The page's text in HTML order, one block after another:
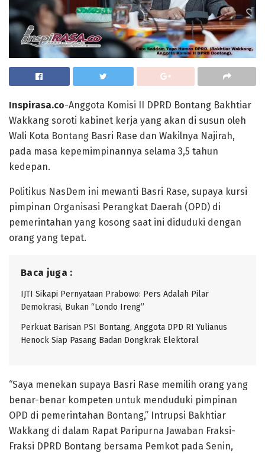
Inspirasa.co-Anggota Komisi II DPRD Bontang Bakhtiar
Wakkang soroti kabinet kerja yang akan di susun oleh
Wali Kota Bontang Basri Rase dan Wakilnya Najirah,
pada masa kepemimpinannya selama 3,5 tahun
kedepan.
Politikus NasDem ini mewanti Basri Rase, supaya kursi
pimpinan Organisasi Perangkat Daerah (OPD) di
pemerintahan yang kosong saat ini diduduki dengan
orang yang tepat.
Baca juga :
IJTI Sikapi Pernyataan Prabowo: Pers Adalah Pilar
Demokrasi, Bukan “Londo Ireng”
Perkuat Barisan PSI Bontang, Anggota DPD RI Yulianus
Henock Siap Pasang Badan Dongkrak Elektoral
“Saya menekan supaya Basri Rase memilih orang yang
benar-benar kompeten untuk menduduki pimpinan
OPD di pemerintahan Bontang,” Intrupsi Bakhtiar
Wakkang di dalam Rapat Paripurna Jawaban Fraksi-
Fraksi DPRD Bontang bersama Pemkot pada Senin,